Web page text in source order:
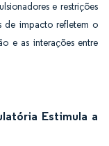
e restrições
de impacto refletem o
e as interações entre
Estimula a